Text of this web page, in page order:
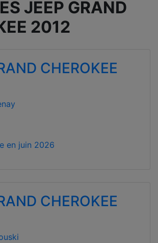
JEEP GRAND
2012
CHEROKEE
en juin 2026
CHEROKEE